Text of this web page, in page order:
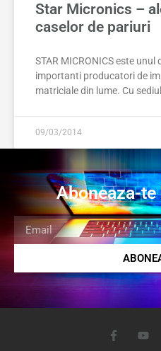
Star Micronics –
caselor de pariuri
STAR MICRONICS este
importanti producatori de
matriciale din lume. Cu
09/03/2014
Aboneaza-